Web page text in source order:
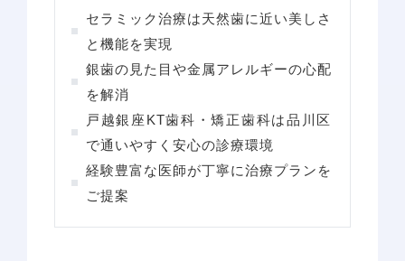
セラミック治療は天然歯に近い美しさ
と機能を実現
銀歯の見た目や金属アレルギーの心配
を解消
戸越銀座KT歯科・矯正歯科は品川区
で通いやすく安心の診療環境
経験豊富な医師が丁寧に治療プランを
ご提案